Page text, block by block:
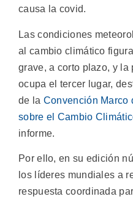
causa la covid.
Las condiciones
al cambio climático
grave, a corto plazo, y
ocupa el tercer lugar,
de la Convención Marco
sobre el Cambio
informe.
Por ello, en su edición
los líderes mundiales a
respuesta coordinada